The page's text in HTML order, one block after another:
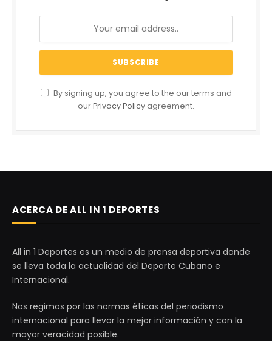
By signing up, you agree to the our terms and
ourPrivacy Policy agreement.
ACERCA DE ALL IN 1 DEPORTES
All in 1 Deportes es un medio de prensa deportiva donde
se lleva toda la actualidad del Deporte Cubano e
Internacional.
Nos regimos por las normas éticas del periodismo
internacional para llevar la mejor información y con la
mayor veracidad posible.